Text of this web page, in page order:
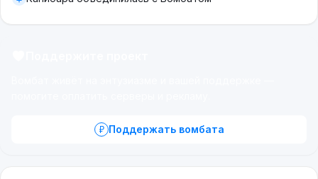
Поддержать вомбата